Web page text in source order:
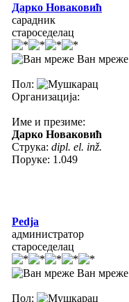
Дарко Новаковић
сарадник
староседелац
Ван мреже
Пол:
Организација:
Име и презиме:
Дарко Новаковић
Струка: dipl. el. inž.
Поруке: 1.049
Pedja
администратор
староседелац
Ван мреже
Пол: